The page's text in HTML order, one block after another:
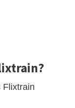
Flixtrain